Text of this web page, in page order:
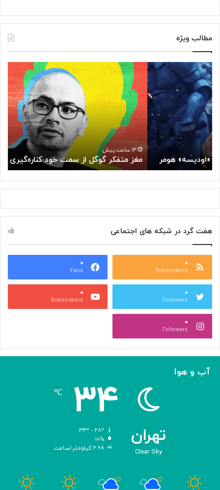
مطالب ویژه
م
غ
ز
م
ت
ف
ک
ر
و
گ
ل
ا
س
ت
خ
و
ن
ه‌
ی
ی
ک
۱۳ ساعت پیش
مغز متفکر گوگل از سمت خود کناره‌گیری کرد
ب
ه
ا
هفت گرد در شبکه های اجتماعی
۰
Subscribers
۰
Fans
۰
Followers
۰
Subscribers
۰
Followers
آب و هوا
تهران
Clear Sky
۳۴ ℃
۱۰%
۲.۶۸ کیلومتر/ساعت